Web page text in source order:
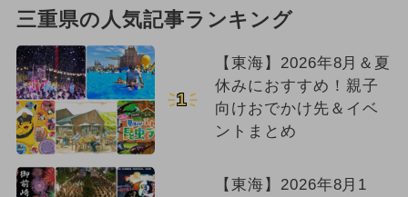
三重県の人気記事ランキング
1
【東海】2026年8月＆夏
休みにおすすめ！親子
向けおでかけ先＆イベ
ントまとめ
【東海】2026年8月1